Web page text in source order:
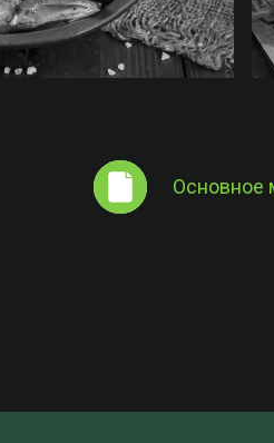
Основное